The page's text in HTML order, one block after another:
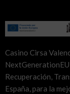
Casino Cirsa
Recuperación,
España, para la